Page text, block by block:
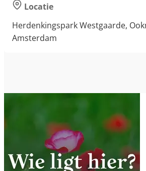
Locatie
Herdenkingspark Westgaarde,
Amsterdam